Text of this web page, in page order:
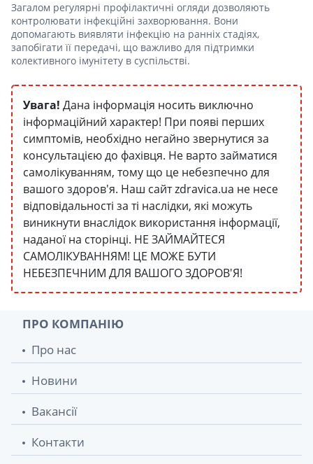
Загалом регулярні профілактичні огляди дозволяють
контролювати інфекційні захворювання. Вони
допомагають виявляти інфекцію на ранніх стадіях,
запобігати її передачі, що важливо для підтримки
колективного імунітету в суспільстві.
Увага! Дана інформація носить виключно
інформаційний характер! При появі перших
симптомів, необхідно негайно звернутися за
консультацією до фахівця. Не варто займатися
самолікуванням, тому що це небезпечно для
вашого здоров'я. Наш сайт zdravica.ua не несе
відповідальності за ті наслідки, які можуть
виникнути внаслідок використання інформації,
наданої на сторінці. НЕ ЗАЙМАЙТЕСЯ
САМОЛІКУВАННЯМ! ЦЕ МОЖЕ БУТИ
НЕБЕЗПЕЧНИМ ДЛЯ ВАШОГО ЗДОРОВ'Я!
ПРО КОМПАНІЮ
Про нас
Новини
Вакансії
Контакти